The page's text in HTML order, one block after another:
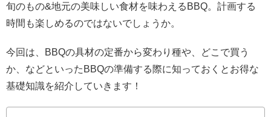
旬のもの&地元の美味しい食材を味わえるBBQ。計画する
時間も楽しめるのではないでしょうか。
今回は、 BBQの具材の定番から変わり種や、どこで買う
か、などといった BBQの準備する際に知っておくとお得な
基礎知識を紹介していきます！